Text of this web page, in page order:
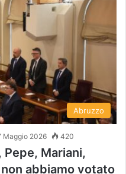
Abruzzo
Maggio 2026 420
Mariani,
abbiamo votato